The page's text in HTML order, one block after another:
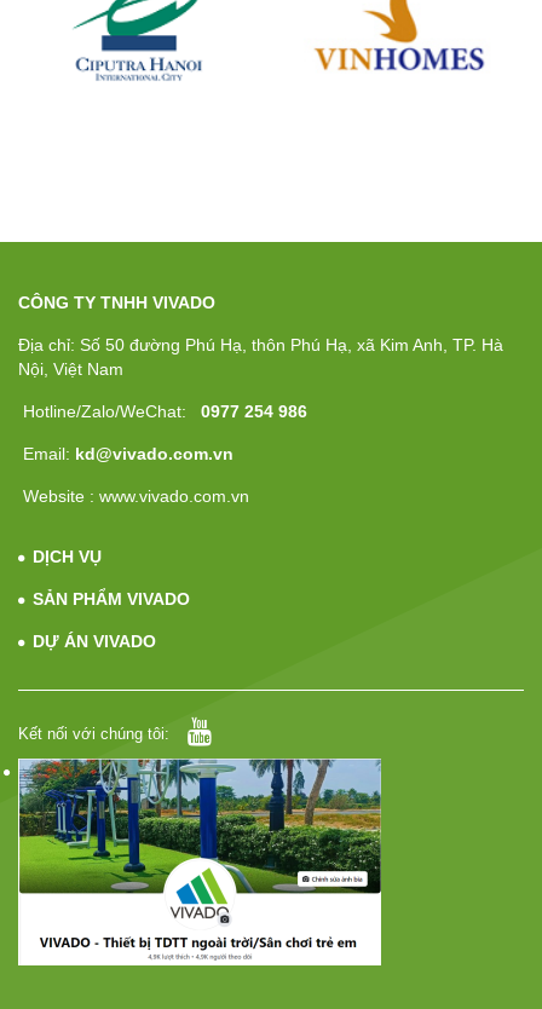
CÔNG TY TNHH VIVADO
Địa chỉ: Số 50 đường Phú Hạ, thôn Phú Hạ, xã Kim Anh, TP. Hà
Nội, Việt Nam
Hotline/Zalo/WeChat: 0977 254 986
Email: kd@vivado.com.vn
Website : www.vivado.com.vn
DỊCH VỤ
SẢN PHẨM VIVADO
DỰ ÁN VIVADO
Kết nối với chúng tôi: